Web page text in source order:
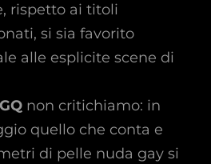
rispetto ai titoli
si sia favorito
alle esplicite scene di
GQ non critichiamo: in
quello che conta e
di pelle nuda gay si